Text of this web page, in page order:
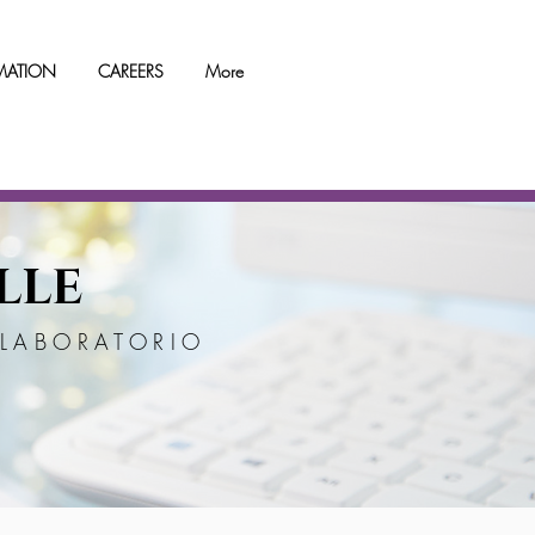
CAREERS More